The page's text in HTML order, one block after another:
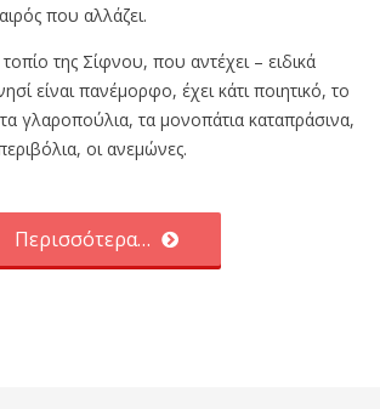
που αλλάζει.
της Σίφνου, που αντέχει – ειδικά
είναι πανέμορφο, έχει κάτι ποιητικό, το
γλαροπούλια, τα μονοπάτια καταπράσινα,
οι ανεμώνες.
Περισσότερα…